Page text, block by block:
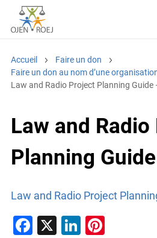
Accueil
Faire un don
Faire un don au nom d’une
Law and Radio Project Planning Guide
Law and
Planning
Law and Radio Project
F
X
Li